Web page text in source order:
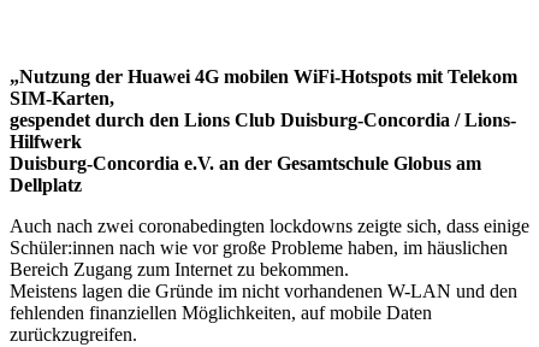
„Nutzung der Huawei 4G mobilen WiFi-Hotspots mit Telekom
SIM-Karten,
gespendet durch den Lions Club Duisburg-Concordia / Lions-
Hilfwerk
Duisburg-Concordia e.V. an der Gesamtschule Globus am
Dellplatz
Auch nach zwei coronabedingten lockdowns zeigte sich, dass einige
Schüler:innen nach wie vor große Probleme haben, im häuslichen
Bereich Zugang zum Internet zu bekommen.
Meistens lagen die Gründe im nicht vorhandenen W-LAN und den
fehlenden finanziel­len Möglichkeiten, auf mobile Daten
zurückzugreifen.